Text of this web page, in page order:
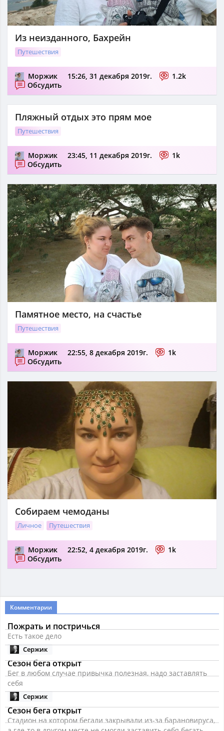
Из неизданного, Бахрейн
Путешествия
Моржик 15:26, 31 декабря 2019г.
1.2k
Обсудить
Пляжный отдых это прям мое
Путешествия
Моржик 23:45, 11 декабря 2019г.
1k
Обсудить
Памятное место, на счастье
Путешествия
Моржик 22:55, 8 декабря 2019г.
1k
Обсудить
Собираем чемоданы
Личное Путешествия
Моржик 22:52, 4 декабря 2019г.
1k
Обсудить
Комментарии
Пожрать и постричься
Есть такое дело
Сержик
Сезон бега открыт
Бег в любом случае привычка полезная, надо заставлять
себя
Сержик
Сезон бега открыт
Стадион на котором бегали закрывали из-за барановируса,